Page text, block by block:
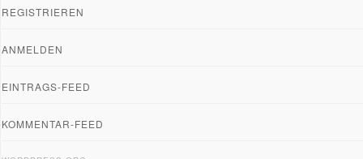
REGISTRIEREN
ANMELDEN
EINTRAGS-FEED
KOMMENTAR-FEED